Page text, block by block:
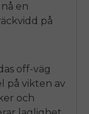
en
på
off-väg
på vikten av
och